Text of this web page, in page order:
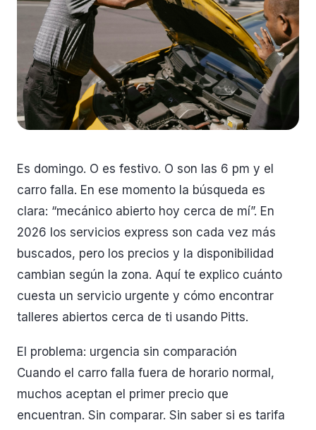
Es domingo. O es festivo. O son las 6 pm y el
carro falla. En ese momento la búsqueda es
clara: “mecánico abierto hoy cerca de mí”. En
2026 los servicios express son cada vez más
buscados, pero los precios y la disponibilidad
cambian según la zona. Aquí te explico cuánto
cuesta un servicio urgente y cómo encontrar
talleres abiertos cerca de ti usando Pitts.
El problema: urgencia sin comparación
Cuando el carro falla fuera de horario normal,
muchos aceptan el primer precio que
encuentran. Sin comparar. Sin saber si es tarifa